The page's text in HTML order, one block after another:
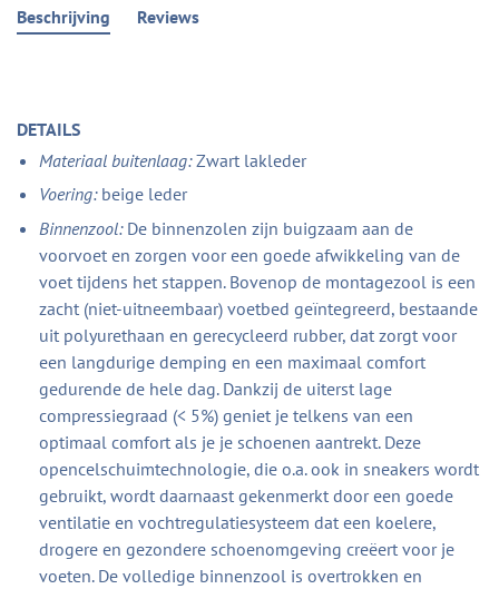
Beschrijving Reviews
DETAILS
Materiaal buitenlaag:Zwart lakleder
Voering:beige leder
Binnenzool:De binnenzolen zijn buigzaam aan de
voorvoet en zorgen voor een goede afwikkeling van de
voet tijdens het stappen. Bovenop de montagezool is een
zacht (niet-uitneembaar) voetbed geïntegreerd, bestaande
uit polyurethaan en gerecycleerd rubber, dat zorgt voor
een langdurige demping en een maximaal comfort
gedurende de hele dag. Dankzij de uiterst lage
compressiegraad (< 5%) geniet je telkens van een
optimaal comfort als je je schoenen aantrekt. Deze
opencelschuimtechnologie, die o.a. ook in sneakers wordt
gebruikt, wordt daarnaast gekenmerkt door een goede
ventilatie en vochtregulatiesysteem dat een koelere,
drogere en gezondere schoenomgeving creëert voor je
voeten. De volledige binnenzool is overtrokken en